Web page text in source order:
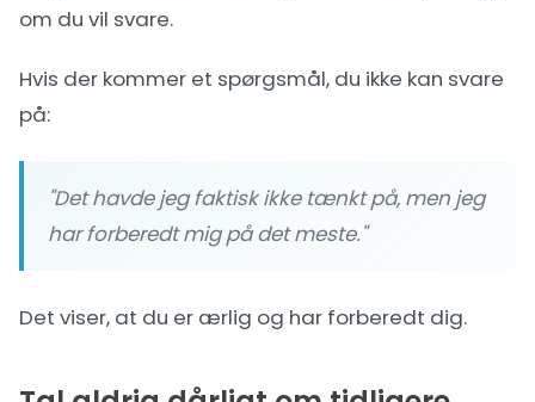
om du vil svare.
Hvis der kommer et spørgsmål, du ikke kan svare
på:
"Det havde jeg faktisk ikke tænkt på, men jeg
har forberedt mig på det meste."
Det viser, at du er ærlig og har forberedt dig.